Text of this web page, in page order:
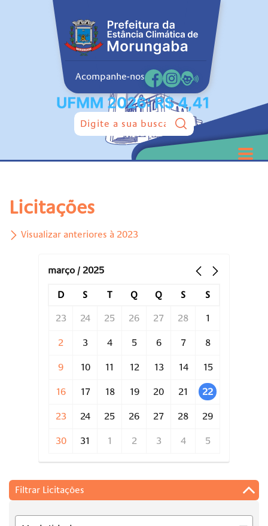
Acompanhe-nos
Pesquisar:
Licitações
Visualizar anteriores à 2023
março / 2025
D S T Q Q S S
23 24 25 26 27 28 1
2 3 4 5 6 7 8
9 10 11 12 13 14 15
16 17 18 19 20 21 22
23 24 25 26 27 28 29
30 31 1 2 3 4 5
Filtrar Licitações